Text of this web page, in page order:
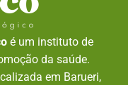
é um instituto de
da saúde.
em Barueri,